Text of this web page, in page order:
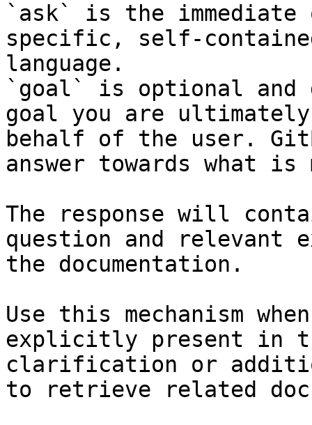
`ask` is the
specific, self-
language.
`goal` is optional and
goal you are
behalf of the user.
answer towards what
The response will
question and relevant
the documentation.
Use this mechanism
explicitly present in
clarification or